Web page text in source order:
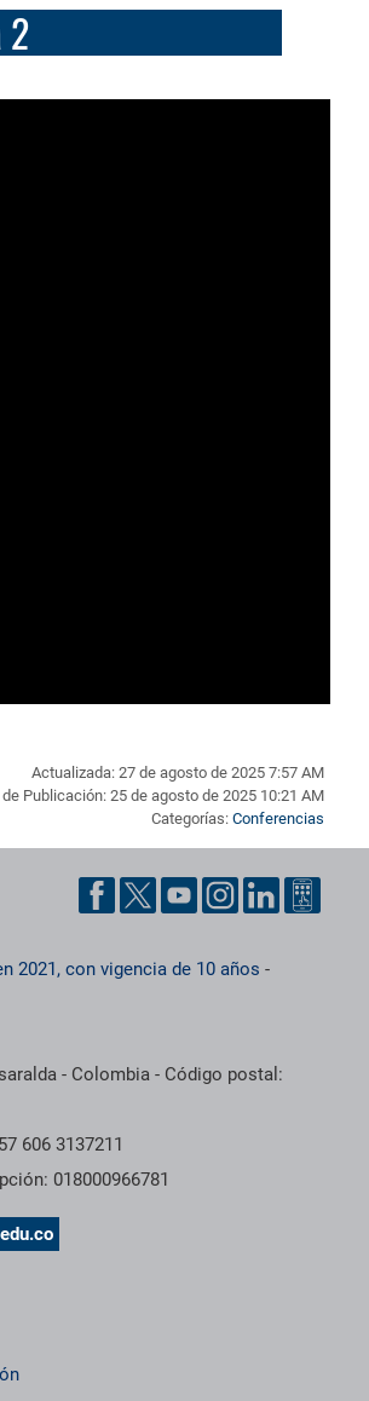
2
Actualizada: 27 de agosto de 2025 7:57 AM
de Publicación: 25 de agosto de 2025 10:21 AM
Categorías: Conferencias
2021, con vigencia de 10 años -
- Colombia - Código postal:
606 3137211
018000966781